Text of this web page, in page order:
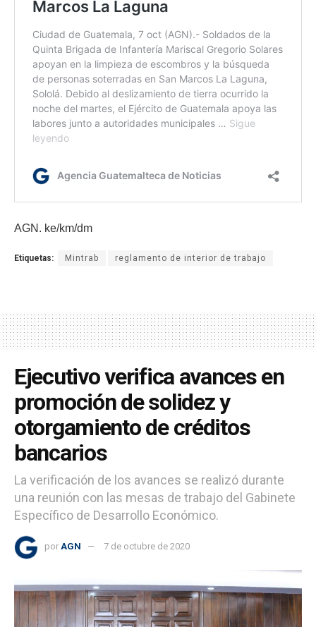
AGN. ke/km/dm
Etiquetas: Mintrab reglamento de interior de trabajo
Ejecutivo verifica avances en
promoción de solidez y
otorgamiento de créditos
bancarios
La verificación de los avances se realizó durante
una reunión con las mesas de trabajo del Gabinete
Específico de Desarrollo Económico.
por AGN 7 de octubre de 2020